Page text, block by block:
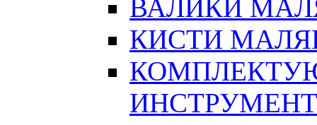
ВАЛИКИ
КИСТИ